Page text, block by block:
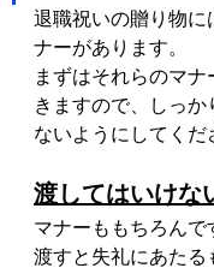
退職祝いの贈り物に
ナーがあります。
まずはそれらのマナ
きますので、しっ
ないようにしてくだ
渡してはいけな
マナーももちろんで
渡すと失礼にあたる